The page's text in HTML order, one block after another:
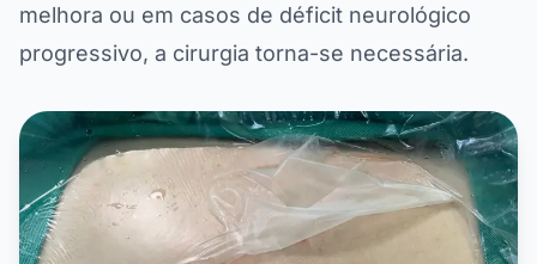
melhora ou em casos de déficit neurológico
progressivo, a cirurgia torna-se necessária.